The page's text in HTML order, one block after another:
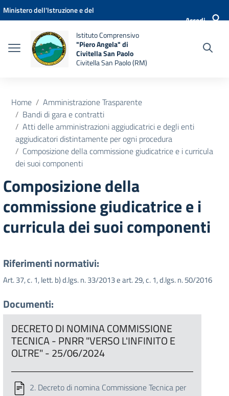
Vai ai contenuti
Vai al menu di navigazione
Vai al footer
Ministero dell'Istruzione e del
Accedi
Istituto Comprensivo
"Piero Angela" di
Civitella San Paolo
Civitella San Paolo (RM)
Home
Amministrazione Trasparente
Bandi di gara e contratti
Atti delle amministrazioni aggiudicatrici e degli enti
aggiudicatori distintamente per ogni procedura
Composizione della commissione giudicatrice e i curricula
dei suoi componenti
Composizione della
commissione giudicatrice e i
curricula dei suoi componenti
Riferimenti normativi:
Art. 37, c. 1, lett. b) d.lgs. n. 33/2013 e art. 29, c. 1, d.lgs. n. 50/2016
Documenti:
DECRETO DI NOMINA COMMISSIONE
TECNICA - PNRR "VERSO L'INFINITO E
OLTRE" - 25/06/2024
2. Decreto di nomina Commissione Tecnica per